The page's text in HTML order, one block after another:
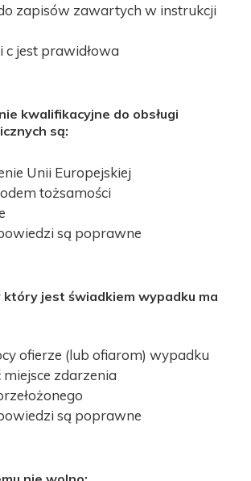
zapisów zawartych w instrukcji
c jest prawidłowa
kwalifikacyjne do obsługi
są:
Unii Europejskiej
tożsamości
są poprawne
który jest świadkiem wypadku ma
ofierze (lub ofiarom) wypadku
zdarzenia
są poprawne